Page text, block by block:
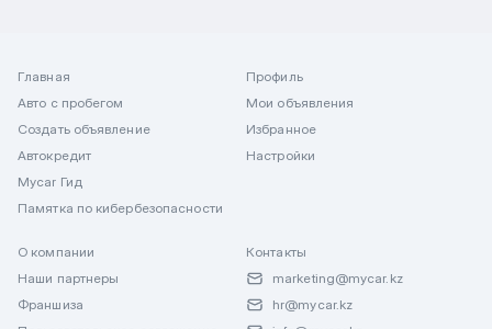
Главная
Авто с пробегом
Создать объявление
Автокредит
Mycar Гид
Памятка по кибербезопасности
Профиль
Мои объявления
Избранное
Настройки
О компании
Наши партнеры
Франшиза
Контакты
marketing@mycar.kz
hr@mycar.kz